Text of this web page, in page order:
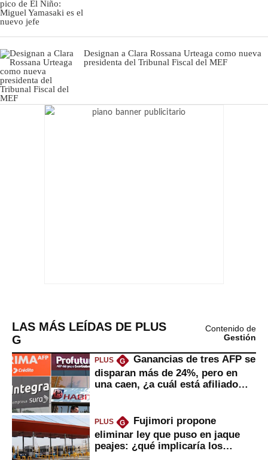
Designan a Clara Rossana Urteaga como nueva
presidenta del Tribunal Fiscal del MEF
LAS MÁS LEÍDAS DE PLUS
G
Contenido de
Gestión
PLUS G
Ganancias de tres AFP se
disparan más de 24%, pero en
una caen, ¿a cuál está afiliado
PLUS G
Fujimori propone
eliminar ley que puso en jaque
peajes: ¿qué implicaría los